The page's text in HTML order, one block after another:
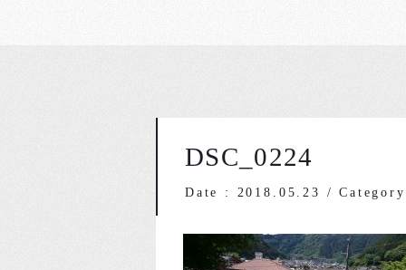
DSC_0224
Date : 2018.05.23 /